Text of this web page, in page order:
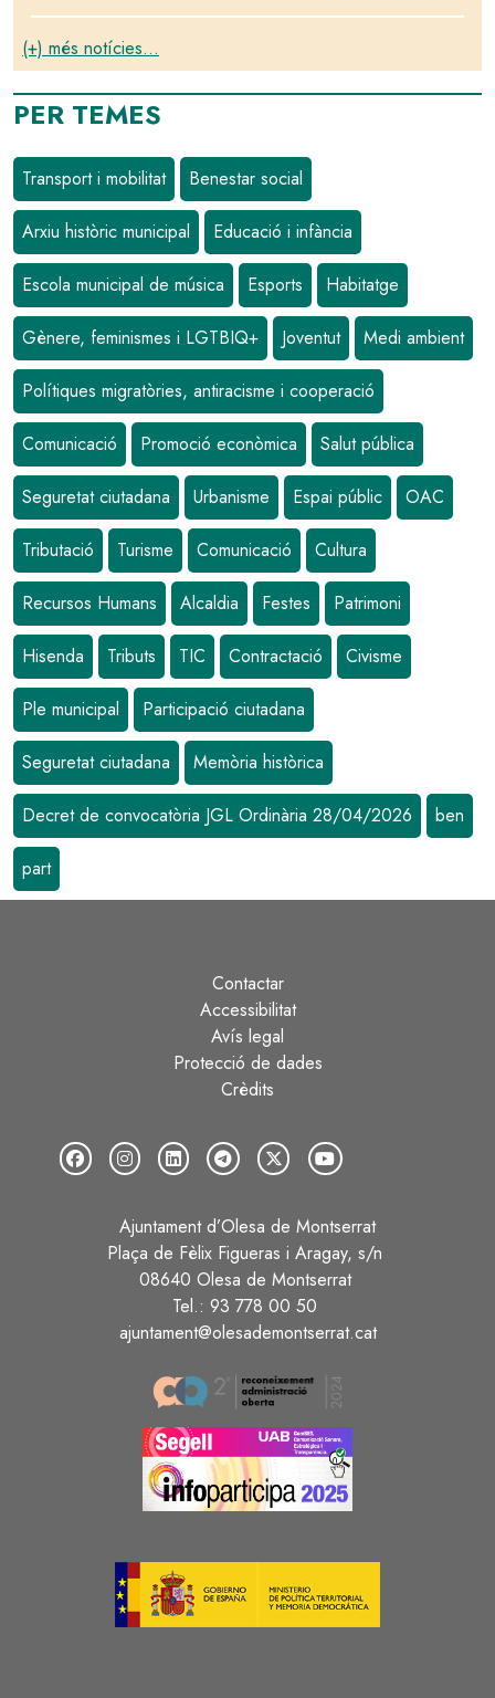
(+) més notícies...
PER TEMES
Transport i mobilitat Benestar social
Arxiu històric municipal Educació i infància
Escola municipal de música Esports Habitatge
Gènere, feminismes i LGTBIQ+ Joventut Medi ambient
Polítiques migratòries, antiracisme i cooperació
Comunicació Promoció econòmica Salut pública
Seguretat ciutadana Urbanisme Espai públic OAC
Tributació Turisme Comunicació Cultura
Recursos Humans Alcaldia Festes Patrimoni
Hisenda Tributs TIC Contractació Civisme
Ple municipal Participació ciutadana
Seguretat ciutadana Memòria històrica
Decret de convocatòria JGL Ordinària 28/04/2026 ben
part
Contactar
Accessibilitat
Avís legal
Protecció de dades
Crèdits
Ajuntament d’Olesa de Montserrat
Plaça de Fèlix Figueras i Aragay, s/n
08640 Olesa de Montserrat
Tel.: 93 778 00 50
ajuntament@olesademontserrat.cat
Image
Image